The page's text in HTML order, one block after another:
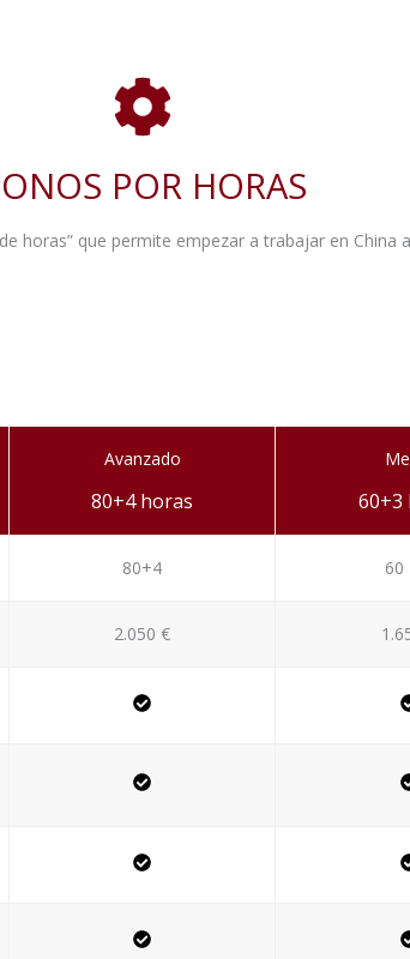
POR HORAS
horas” que permite empezar a trabajar en China
Avanzado
80+4 horas 60+3
80+4 60
2.050 €